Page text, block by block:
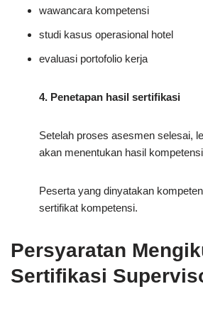
wawancara kompetensi
studi kasus operasional hotel
evaluasi portofolio kerja
4. Penetapan hasil sertifikasi
Setelah proses asesmen selesai,
akan menentukan hasil
Peserta yang dinyatakan
sertifikat kompetensi.
Persyaratan
Sertifikasi